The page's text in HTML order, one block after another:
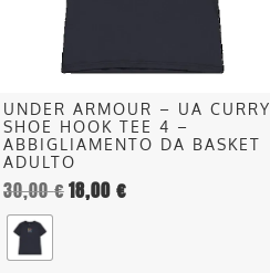
UNDER ARMOUR – UA CURRY
SHOE HOOK TEE 4 –
ABBIGLIAMENTO DA BASKET
ADULTO
30,00€18,00 €
possono
pagina
del
prodotto